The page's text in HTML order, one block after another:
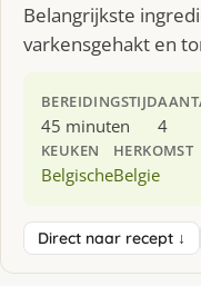
Belangrijkste
varkensgehakt en
BEREIDINGSTIJD
45 minuten 4
KEUKEN
Belgische
HERKOMST
Belgie
Direct naar recept ↓